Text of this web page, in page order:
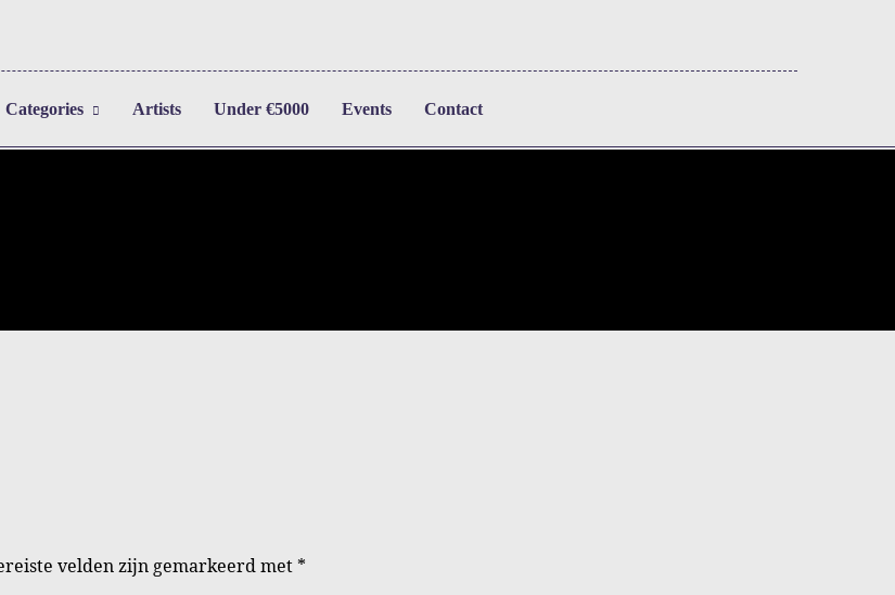
Categories Artists Under €5000 Events Contact
velden zijn gemarkeerd met *